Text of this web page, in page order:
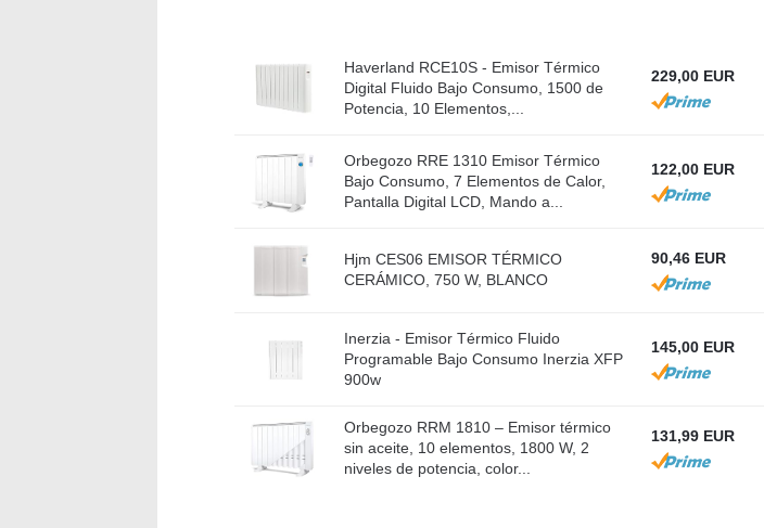
Haverland RCE10S - Emisor Térmico
Digital Fluido Bajo Consumo, 1500 de
Potencia, 10 Elementos,...
229,00 EUR
Orbegozo RRE 1310 Emisor Térmico
Bajo Consumo, 7 Elementos de Calor,
Pantalla Digital LCD, Mando a...
122,00 EUR
Hjm CES06 EMISOR TÉRMICO
CERÁMICO, 750 W, BLANCO
90,46 EUR
Inerzia - Emisor Térmico Fluido
Programable Bajo Consumo Inerzia XFP
900w
145,00 EUR
Orbegozo RRM 1810 – Emisor térmico
sin aceite, 10 elementos, 1800 W, 2
niveles de potencia, color...
131,99 EUR